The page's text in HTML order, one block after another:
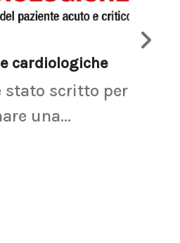
cardiologiche
stato scritto per
una...